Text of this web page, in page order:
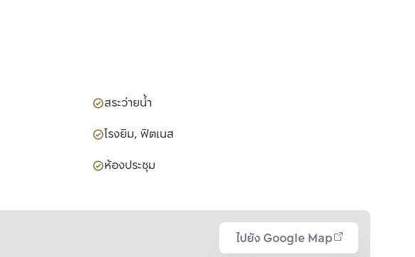
สระว่ายน้ำ
โรงยิม, ฟิตเนส
ห้องประชุม
ไปยัง Google Map